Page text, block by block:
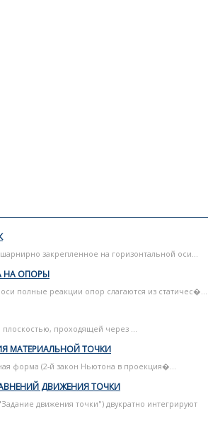
закрепленное на горизонтальной оси...
НА ОПОРЫ
полные реакции опор слагаются из статичес�...
проходящей через ...
МАТЕРИАЛЬНОЙ ТОЧКИ
форма (2-й закон Ньютона в проекция�...
ДВИЖЕНИЯ ТОЧКИ
движения точки") двукратно интегрируют